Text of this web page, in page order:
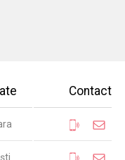
Contact